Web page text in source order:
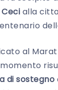
alla
al
momento
di sostegno